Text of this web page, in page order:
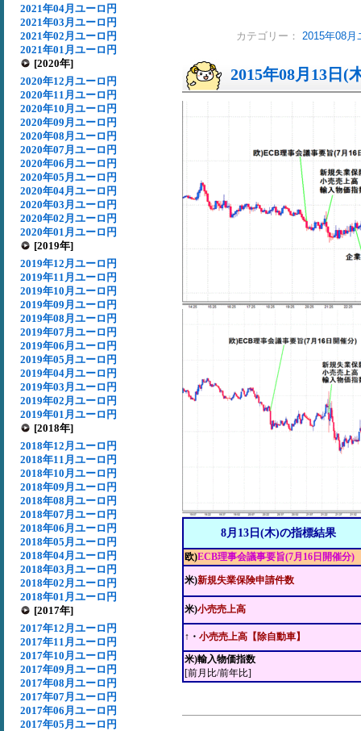
2021年04月ユーロ円
2021年03月ユーロ円
2021年02月ユーロ円
2021年01月ユーロ円
[2020年]
2020年12月ユーロ円
2020年11月ユーロ円
2020年10月ユーロ円
2020年09月ユーロ円
2020年08月ユーロ円
2020年07月ユーロ円
2020年06月ユーロ円
2020年05月ユーロ円
2020年04月ユーロ円
2020年03月ユーロ円
2020年02月ユーロ円
2020年01月ユーロ円
[2019年]
2019年12月ユーロ円
2019年11月ユーロ円
2019年10月ユーロ円
2019年09月ユーロ円
2019年08月ユーロ円
2019年07月ユーロ円
2019年06月ユーロ円
2019年05月ユーロ円
2019年04月ユーロ円
2019年03月ユーロ円
2019年02月ユーロ円
2019年01月ユーロ円
[2018年]
2018年12月ユーロ円
2018年11月ユーロ円
2018年10月ユーロ円
2018年09月ユーロ円
2018年08月ユーロ円
2018年07月ユーロ円
2018年06月ユーロ円
2018年05月ユーロ円
2018年04月ユーロ円
2018年03月ユーロ円
2018年02月ユーロ円
2018年01月ユーロ円
[2017年]
2017年12月ユーロ円
2017年11月ユーロ円
2017年10月ユーロ円
2017年09月ユーロ円
2017年08月ユーロ円
2017年07月ユーロ円
2017年06月ユーロ円
2017年05月ユーロ円
カテゴリー： 2015年08月
2015年08月13日(
8月13日(木)の指標結果
欧)ECB理事会議事要旨(7月16日開催分)
米)新規失業保険申請件数
米)小売売上高
↑・ 小売売上高【除自動車】
米)輸入物価指数
[前月比/前年比]